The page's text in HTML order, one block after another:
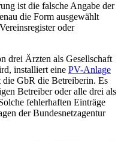
ist die falsche Angabe der
die Form ausgewählt
oder
drei Ärzten als Gesellschaft
installiert eine PV-Anlage
die GbR die Betreiberin. Es
Betreiber oder alle drei als
fehlerhaften Einträge
der Bundesnetzagentur